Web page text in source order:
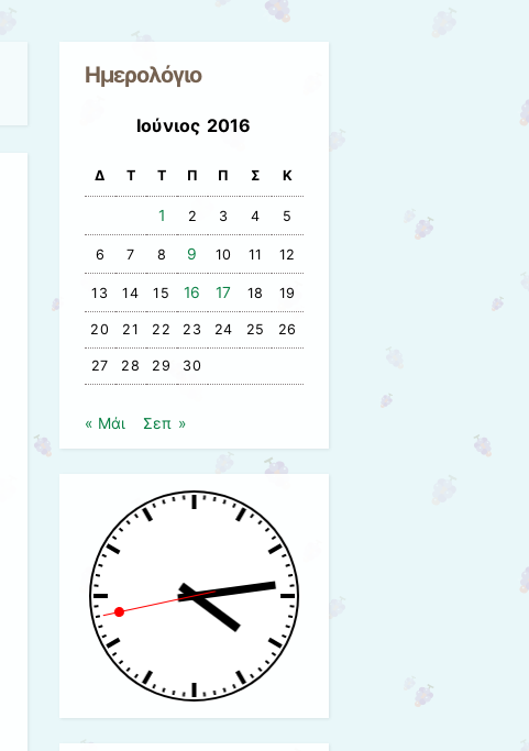
Ημερολόγιο
Ιούνιος 2016
Δ Τ Τ Π Π Σ Κ
1 2 3 4 5
6 7 8 9 10 11 12
13 14 15 16 17 18 19
20 21 22 23 24 25 26
27 28 29 30
« Μάι Σεπ »